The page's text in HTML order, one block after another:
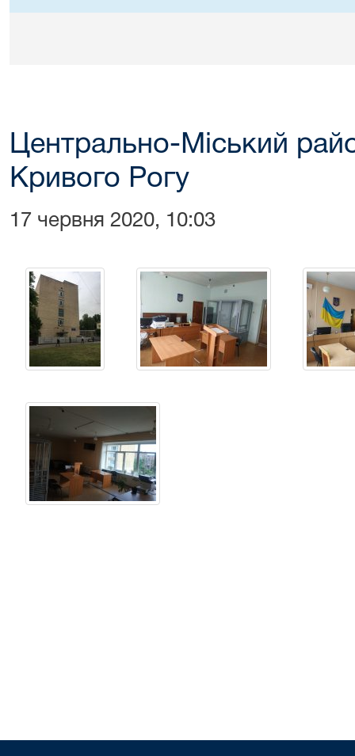
Центрально-Міський
Кривого Рогу
17 червня 2020, 10:03